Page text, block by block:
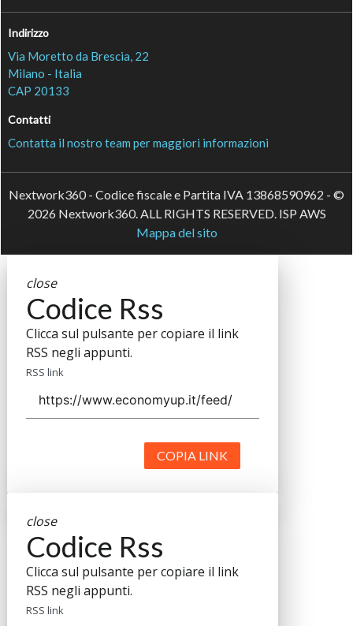
Indirizzo
Via Moretto da Brescia, 22
Milano - Italia
CAP 20133
Contatti
Contatta il nostro team per maggiori informazioni
Nextwork360 - Codice fiscale e Partita IVA 13868590962 - ©
2026 Nextwork360. ALL RIGHTS RESERVED. ISP AWS
Mappa del sito
close
Codice Rss
Clicca sul pulsante per copiare il link
RSS negli appunti.
RSS link
COPIA LINK
close
Codice Rss
Clicca sul pulsante per copiare il link
RSS negli appunti.
RSS link